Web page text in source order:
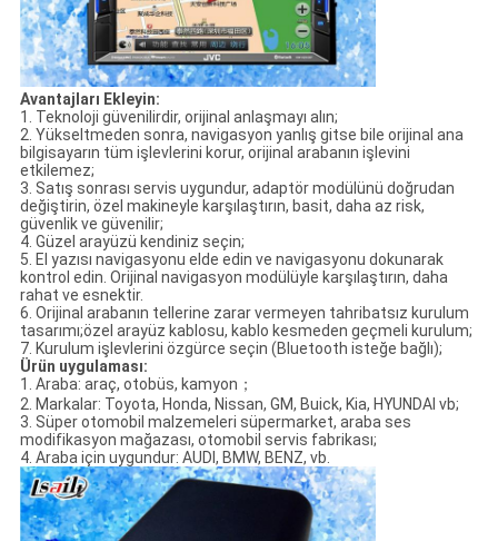
Avantajları Ekleyin:
1. Teknoloji güvenilirdir, orijinal anlaşmayı alın;
2. Yükseltmeden sonra, navigasyon yanlış gitse bile orijinal ana
bilgisayarın tüm işlevlerini korur, orijinal arabanın işlevini
etkilemez;
3. Satış sonrası servis uygundur, adaptör modülünü doğrudan
değiştirin, özel makineyle karşılaştırın, basit, daha az risk,
güvenlik ve güvenilir;
4. Güzel arayüzü kendiniz seçin;
5. El yazısı navigasyonu elde edin ve navigasyonu dokunarak
kontrol edin. Orijinal navigasyon modülüyle karşılaştırın, daha
rahat ve esnektir.
6. Orijinal arabanın tellerine zarar vermeyen tahribatsız kurulum
tasarımı;özel arayüz kablosu, kablo kesmeden geçmeli kurulum;
7. Kurulum işlevlerini özgürce seçin (Bluetooth isteğe bağlı);
Ürün uygulaması:
1. Araba: araç, otobüs, kamyon；
2. Markalar: Toyota, Honda, Nissan, GM, Buick, Kia, HYUNDAI vb;
3. Süper otomobil malzemeleri süpermarket, araba ses
modifikasyon mağazası, otomobil servis fabrikası;
4. Araba için uygundur: AUDI, BMW, BENZ, vb.